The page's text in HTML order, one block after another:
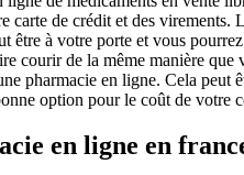
carte de crédit et des
être à votre porte et vous
courir de la même manière que
pharmacie en ligne. Cela peut
option pour le coût de votre
en ligne en